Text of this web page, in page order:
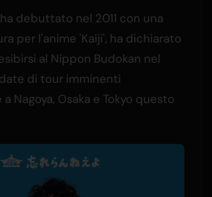
debuttato nel 2011 con una
per l'anime 'Kaiji', ha dichiarato
al Nippon Budokan nel
di tour imminenti
Nagoya, Osaka e Tokyo questo